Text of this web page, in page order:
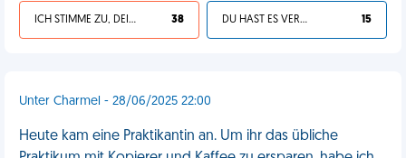
ICH STIMME ZU, DEIN LEBEN IST SCHEISSE 38 DU HAST ES VERDIENT 15
Unter Charmel - 28/06/2025 22:00
Heute kam eine Praktikantin an. Um ihr das übliche